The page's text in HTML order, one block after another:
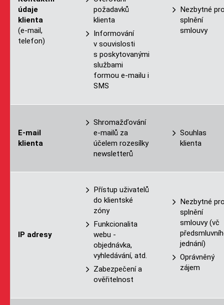
údaje
klienta
(e-mail,
telefon)
požadavků
klienta
Informování
v souvislosti
s poskytovanými
službami
formou e-mailu i
SMS
Nezbytné
splnění
smlouvy
E-mail
klienta
Shromažďování
e-mailů za
účelem rozesílky
newsletterů
Souhlas
klienta
IP adresy
Přístup uživatelů
do klientské
zóny
Funkcionalita
webu -
objednávka,
vyhledávání, atd.
Zabezpečení a
ověřitelnost
Nezbytné
splnění
smlouvy (vč
jednání)
Oprávněný
zájem